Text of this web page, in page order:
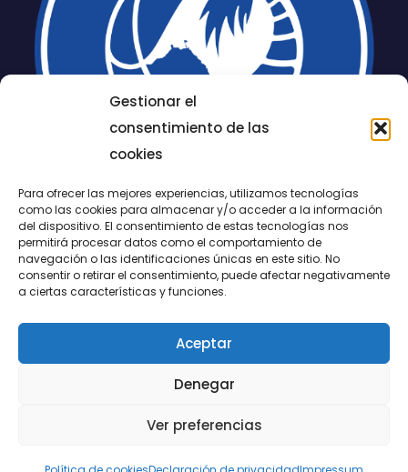
Gestionar el
consentimiento de las
cookies
Para ofrecer las mejores experiencias, utilizamos tecnologías
como las cookies para almacenar y/o acceder a la información
del dispositivo. El consentimiento de estas tecnologías nos
permitirá procesar datos como el comportamiento de
navegación o las identificaciones únicas en este sitio. No
consentir o retirar el consentimiento, puede afectar negativamente
a ciertas características y funciones.
Aceptar
Denegar
Ver preferencias
LUCENTUM
ALICANTE
CONTACTO
@FundaciónLucentum página oficial
Aviso legal|Política de Cookies|Privacidad